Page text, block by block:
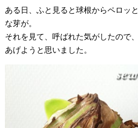
ある日、ふと見ると球根からペロッ
な芽が。
それを見て、呼ばれた気がしたので
あげようと思いました。